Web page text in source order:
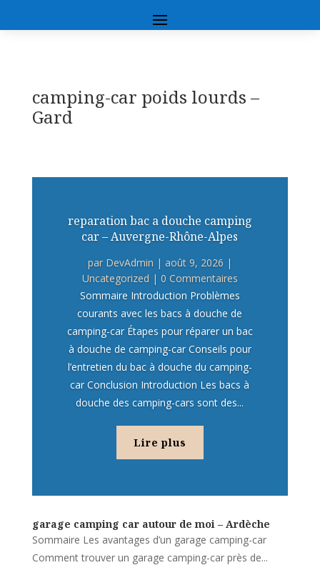
camping-car poids lourds –
Gard
reparation bac a douche camping
car – Auvergne-Rhône-Alpes
par DevAdmin | août 9, 2026 |
Uncategorized | 0 Commentaires
Sommaire Introduction Problèmes
courants avec les bacs à douche de
camping-car Étapes pour réparer un bac
à douche de camping-car Conseils pour
l’entretien du bac à douche du camping-
car Conclusion Introduction Les bacs à
douche des camping-cars sont des...
Lire plus
garage camping car autour de moi – Ardèche
Sommaire Les avantages d’un garage camping-car
Comment trouver un garage camping-car près de...